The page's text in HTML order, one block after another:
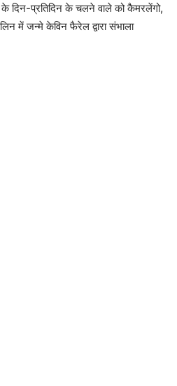
के दिन-प्रतिदिन के चलने वाले को कैमरलेंगो,
में जन्मे केविन फैरेल द्वारा संभाला